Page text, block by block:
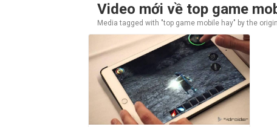
Video mới về top game
Media tagged with "top game mobile hay" by the